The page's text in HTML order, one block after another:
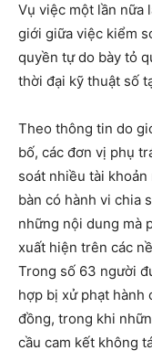
Vụ việc một lần nữa
giới giữa việc kiểm
quyền tự do bày tỏ
thời đại kỹ thuật số
Theo thông tin do
bố, các đơn vị phụ
soát nhiều tài
bàn có hành vi chia
những nội dung mà
xuất hiện trên các
Trong số 63 người
hợp bị xử phạt hành
đồng, trong khi
cầu cam kết không